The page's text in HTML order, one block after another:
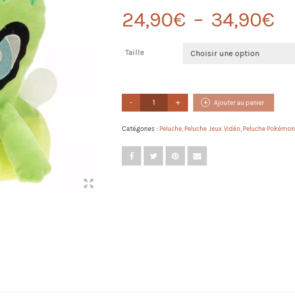
24,90€ – 34,90€
Taille Choisir une option
Pokemon
Celebi
Ajouter au panier
Catégories : Peluche Peluche Jeux Vidéo Peluche Pokémon